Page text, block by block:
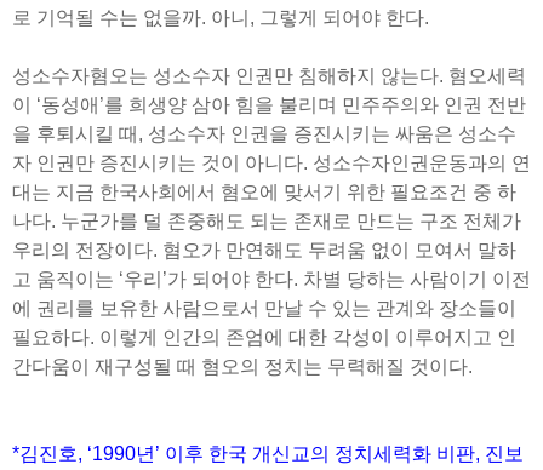
로 기억될 수는 없을까. 아니, 그렇게 되어야 한다.
성소수자혐오는 성소수자 인권만 침해하지 않는다. 혐오세력
이 ‘동성애’를 희생양 삼아 힘을 불리며 민주주의와 인권 전반
을 후퇴시킬 때, 성소수자 인권을 증진시키는 싸움은 성소수
자 인권만 증진시키는 것이 아니다. 성소수자인권운동과의 연
대는 지금 한국사회에서 혐오에 맞서기 위한 필요조건 중 하
나다. 누군가를 덜 존중해도 되는 존재로 만드는 구조 전체가
우리의 전장이다. 혐오가 만연해도 두려움 없이 모여서 말하
고 움직이는 ‘우리’가 되어야 한다. 차별 당하는 사람이기 이전
에 권리를 보유한 사람으로서 만날 수 있는 관계와 장소들이
필요하다. 이렇게 인간의 존엄에 대한 각성이 이루어지고 인
간다움이 재구성될 때 혐오의 정치는 무력해질 것이다.
*김진호, ‘1990년’ 이후 한국 개신교의 정치세력화 비판, 진보